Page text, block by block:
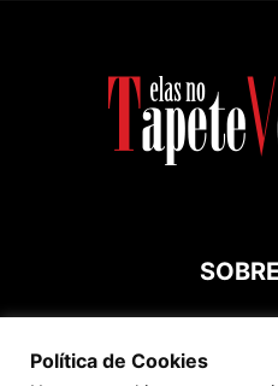
Contato:
Política de Cookies